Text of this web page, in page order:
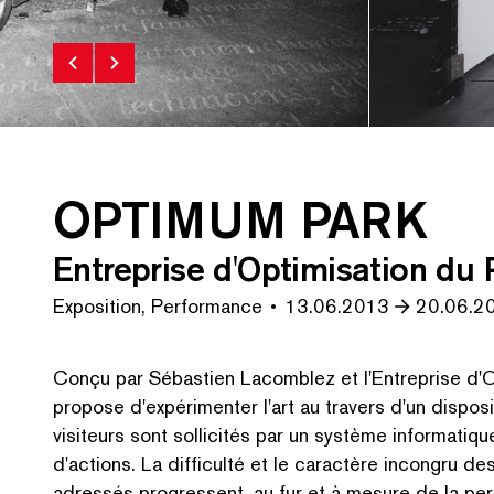
OPTIMUM
Photo : ©
de l'Entreprise d'Optimisation du Réel (EOR).
OPTIMUM PARK
Entreprise d'Optimisation du
Exposition, Performance 13.06.2013
Conçu par Sébastien Lacomblez et l'Entreprise
propose d'expérimenter l'art au travers d'un
visiteurs sont sollicités par un système
d'actions. La difficulté et le caractère incongru